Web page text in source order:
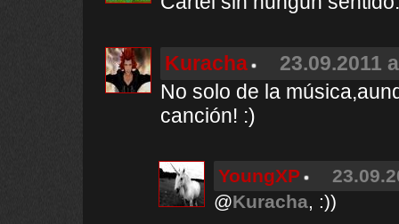
Kuracha
23.09.2011
No solo de la
canción! :)
YoungXP
@Kuracha, :))